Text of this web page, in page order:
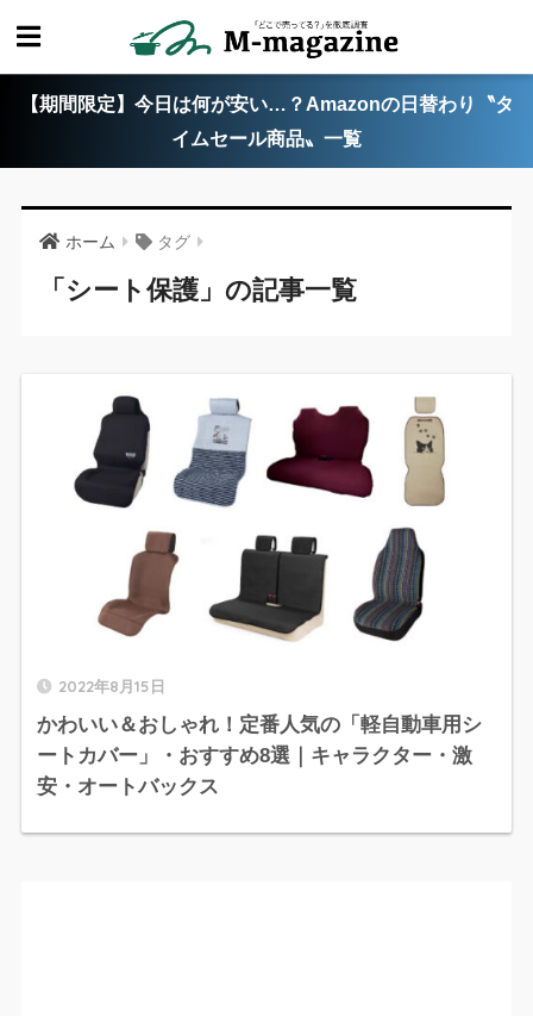
【期間限定】今日は何が安い…？Amazonの日替わり〝タ
イムセール商品〟一覧
ホーム タグ
「シート保護」の記事一覧
2022年8月15日
かわいい＆おしゃれ！定番人気の「軽自動車用シ
ートカバー」・おすすめ8選｜キャラクター・激
安・オートバックス